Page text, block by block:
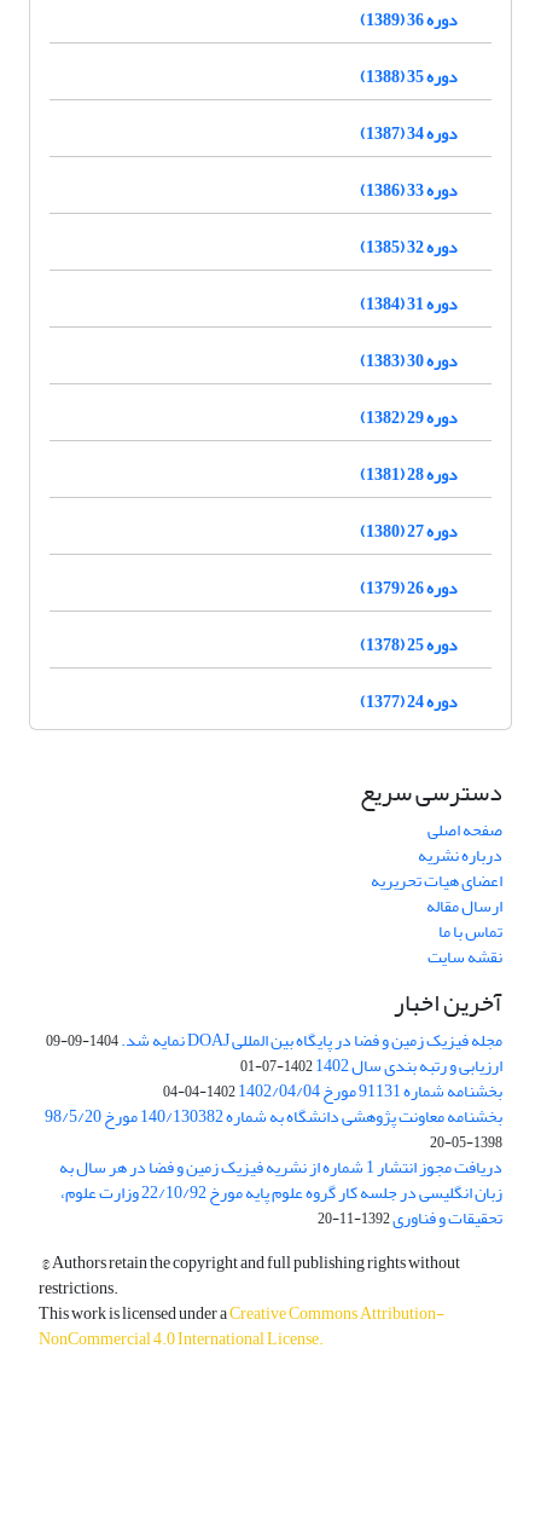
دوره 36 (1389)
دوره 35 (1388)
دوره 34 (1387)
دوره 33 (1386)
دوره 32 (1385)
دوره 31 (1384)
دوره 30 (1383)
دوره 29 (1382)
دوره 28 (1381)
دوره 27 (1380)
دوره 26 (1379)
دوره 25 (1378)
دوره 24 (1377)
دسترسی سریع
صفحه اصلی
درباره نشریه
اعضای هیات تحریریه
ارسال مقاله
تماس با ما
نقشه سایت
آخرین اخبار
مجله فیزیک زمین و فضا در پایگاه بین المللی DOAJ نمایه شد. 1404-09-09
ارزیابی و رتبه بندی سال 1402 1402-07-01
بخشنامه شماره 91131 مورخ 1402/04/04 1402-04-04
بخشنامه معاونت پژوهشی دانشگاه به شماره 140/130382 مورخ 98/5/20
1398-05-20
دریافت مجوز انتشار 1 شماره از نشریه فیزیک زمین و فضا در هر سال به
زبان انگلیسی در جلسه کار گروه علوم پایه مورخ 22/10/92 وزارت علوم،
تحقیقات و فناوری1392-11-20
© Authors retain the copyright and full publishing rights without
restrictions.
This work is licensed under aCreative Commons Attribution-
NonCommercial 4.0 International License.